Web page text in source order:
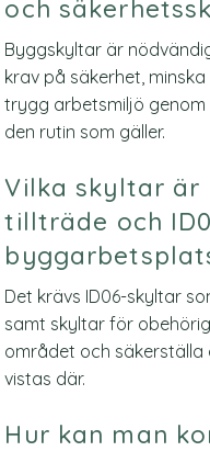
och
Byggskyltar är
krav på säkerhet,
trygg arbetsmiljö genom
den rutin som gäller.
Vilka skyltar
tillträde och
Det krävs ID06-skyltar
samt skyltar för
området och
vistas där.
Hur kan man